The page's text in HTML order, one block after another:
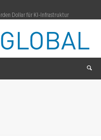
245 Dollar
Cursor-Übernahme